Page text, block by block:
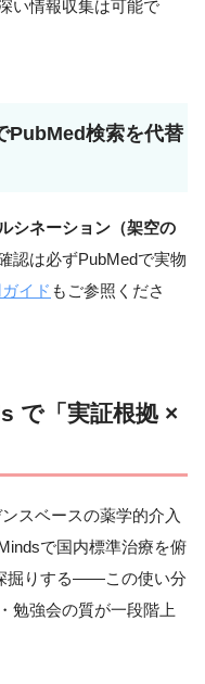
い情報収集は可能で
検索を代替
シネーション（架空の
認は必ずPubMedで実物
イド もご参照くださ
で「実証根拠 ×
スベースの薬学的介入
で国内標準治療を俯
掘りする――この使い分
勉強会の質が一段階上